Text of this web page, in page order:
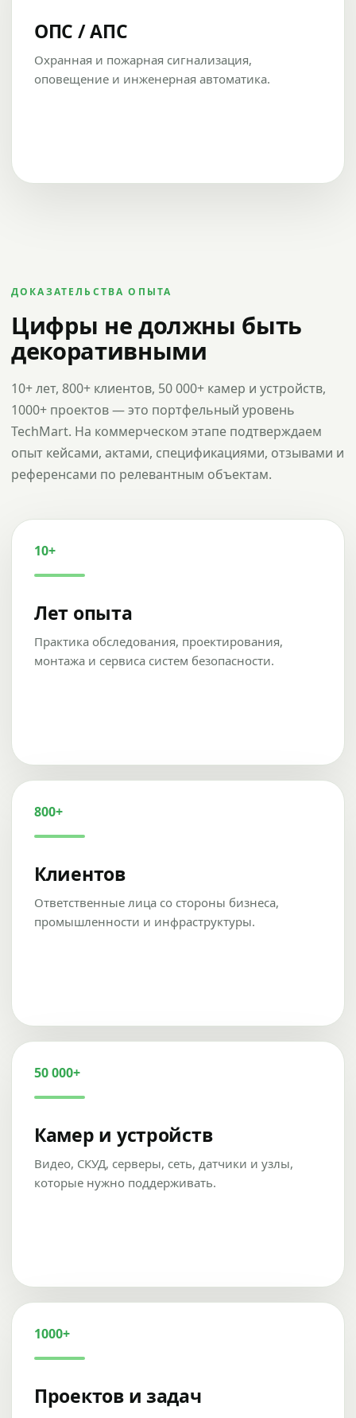
ОПС / АПС
Охранная и пожарная сигнализация,
оповещение и инженерная автоматика.
ДОКАЗАТЕЛЬСТВА ОПЫТА
Цифры не должны быть
декоративными
10+ лет, 800+ клиентов, 50 000+ камер и устройств,
1000+ проектов — это портфельный уровень
TechMart. На коммерческом этапе подтверждаем
опыт кейсами, актами, спецификациями, отзывами и
референсами по релевантным объектам.
10+
Лет опыта
Практика обследования, проектирования,
монтажа и сервиса систем безопасности.
800+
Клиентов
Ответственные лица со стороны бизнеса,
промышленности и инфраструктуры.
50 000+
Камер и устройств
Видео, СКУД, серверы, сеть, датчики и узлы,
которые нужно поддерживать.
1000+
Проектов и задач